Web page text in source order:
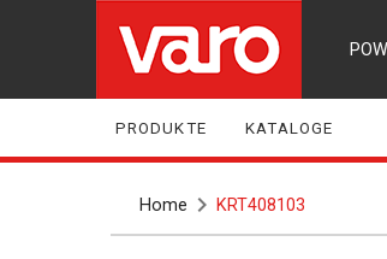
PRODUKTE KATALOGE
Home KRT408103